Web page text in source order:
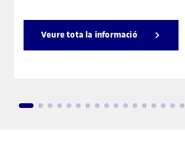
Veure tota la informació